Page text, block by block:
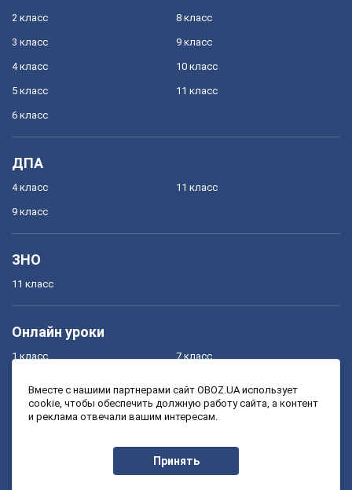
2 класс
3 класс
4 класс
5 класс
6 класс
8 класс
9 класс
10 класс
11 класс
ДПА
4 класс
9 класс
11 класс
ЗНО
11 класс
Онлайн уроки
1 класс
3 класс
7 класс
9 класс
Вместе с нашими партнерами сайт OBOZ.UA использует
cookie, чтобы обеспечить должную работу сайта, а контент
и реклама отвечали вашим интересам.
Принять